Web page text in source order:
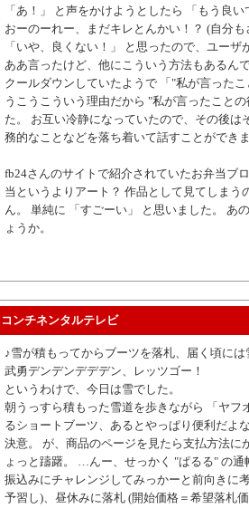
「あ！」 と声をかけようとしたら 「もう良い
おーのーれー、まだキレとんかい！？ (自分
「いや、良くない！」 と思ったので、ユー
ああ言ったけど、他にこういう方法もあるん
クールダウンしていたようで 「"私が言った
うこうこういう理由だから "私が言ったこと
た。 お互い冷静になっていたので、その後は
務的なことなどを落ち着いて話すことができ
fb24さんのサイトで紹介されていたお弁当ブ
当というよりアート？ 作品として見てしまう
ん。 単純に 「すごーい」 と思いました。 あ
ょうか。
コンチネンタルテレビ
♪雪が積もってからブーツを落札、届く頃に
武勇デンデンデデデン、レッツゴー！
というわけで、今日は雪でした。
朝うっすら積もった雪道を歩きながら 「ヤフ
るショートブーツ、あるとやっぱり便利だよ
決意。 が、商品のページを見たら支払方法に
ょっと躊躇。 …んー、せっかく "ぱるる" の
振込みにチャレンジしてみっかーと前向きに
予習し)、昼休みに落札 (開始価格＝希望落札